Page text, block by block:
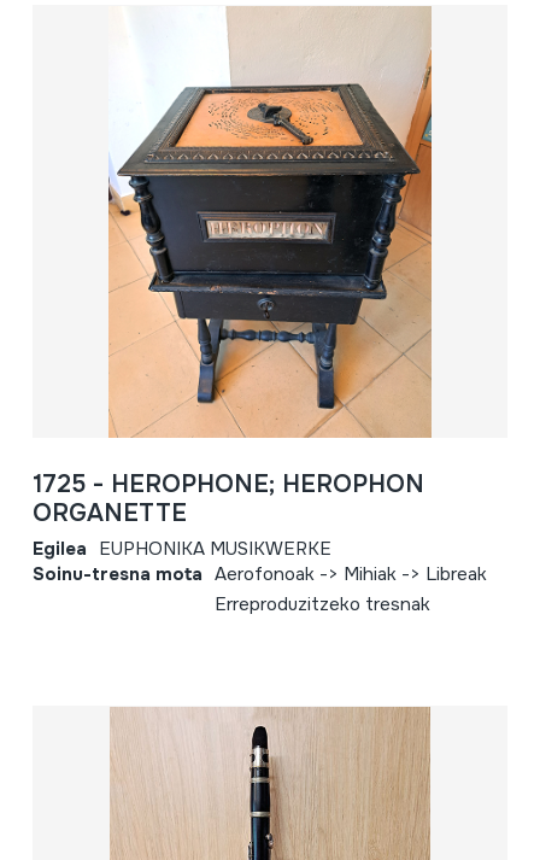
1725 - HEROPHONE; HEROPHON
ORGANETTE
Egilea EUPHONIKA MUSIKWERKE
Soinu-tresna mota Aerofonoak -> Mihiak -> Libreak
Erreproduzitzeko tresnak